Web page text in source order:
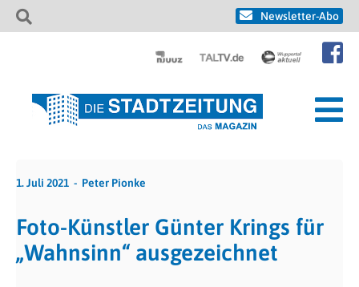
Newsletter-Abo
1. Juli 2021 Peter Pionke
Foto-Künstler Günter Krings für
„Wahnsinn“ ausgezeichnet